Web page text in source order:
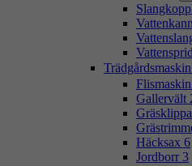
Trädgårdsmaskin
Flismaskin
Gallervält
Häcksax 6
Jordborr 3